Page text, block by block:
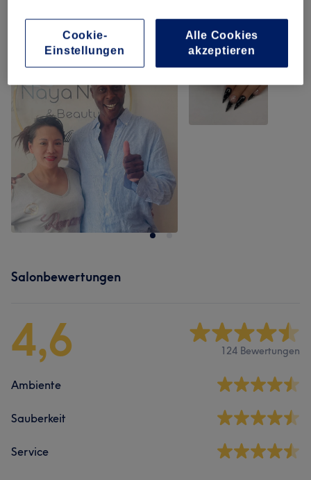
Bild anklicken für weitere Details
Salonbewertungen
4,6 124 Bewertungen
Ambiente
Sauberkeit
Service
Cookie-
Einstellungen
Alle Cookies
akzeptieren